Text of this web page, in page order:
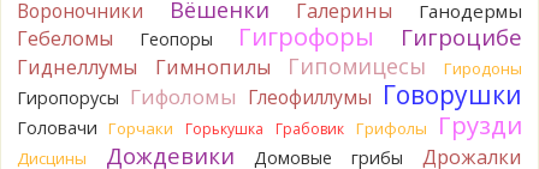
20 часов назад
Tatiana_A
В следующий раз вырвите его целиком и
разрежьте ножку вертикально. Именно вертикально.
Пожелтение у самого основания - значит, Ш. Желтокожий,
ядовит. Иногда полезно гриб сварить, Желтокожий и еще
несколько ядовитых начинают жутко вонять химией, и
Вороночники Вёшенки Галерины Ганодермы
Гебеломы Геопоры Гигрофоры Гигроцибе
Гиднеллумы Гимнопилы Гипомицесы Гиродоны
Гиропорусы Гифоломы Глеофиллумы Говорушки
Головачи Горчаки Горькушка Грабовик Грифолы Грузди
Дисцины Дождевики Домовые грибы Дрожалки